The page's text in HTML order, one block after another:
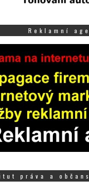
Reklamní
práva a